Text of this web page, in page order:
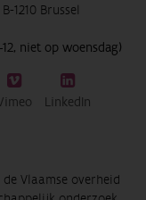
1210 Brussel
niet op woensdag)
LinkedIn
Vlaamse overheid